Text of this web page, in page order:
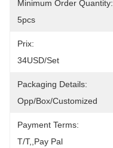
Minimum Order Quantity:
5pcs
Prix:
34USD/set
Packaging Details:
Opp/Box/Customized
Payment Terms:
T/T,,pay Pal